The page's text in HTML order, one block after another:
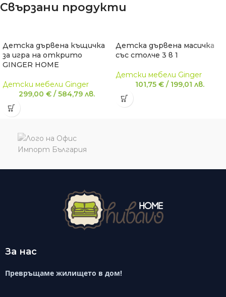
Свързани продукти
Детска дървена къщичка
за игра на открито
GINGER HOME
Детски мебели Ginger
299,00 € /584,79 лв.
Детска дървена масичка
със столче 3 в 1
Детски мебели Ginger
101,75 € / 199,01 лв.
За нас
Превръщаме жилището в дом!